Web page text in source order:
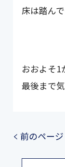
床は踏ん
おおよそ1
最後まで
前のページ